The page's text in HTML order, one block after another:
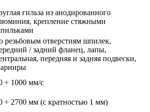
гильза из анодированного
крепление стяжными
резьбовым отверстиям шпилек,
/ задний фланец, лапы,
передняя и задняя подвески,
÷ 1000 мм/с
÷ 2700 мм (с кратностью 1 мм)